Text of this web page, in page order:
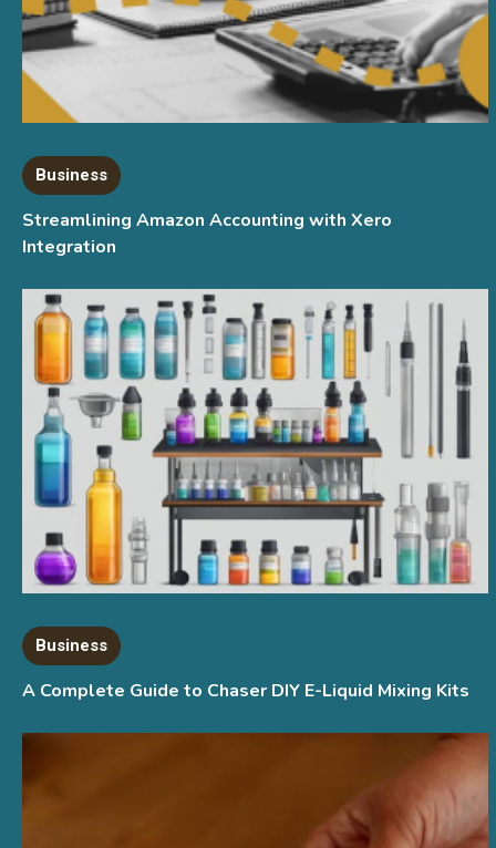
Business
Streamlining Amazon Accounting with Xero
Integration
Business
A Complete Guide to Chaser DIY E-Liquid Mixing Kits